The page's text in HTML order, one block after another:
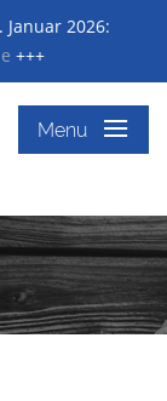
2026:
+++
Menu ≡